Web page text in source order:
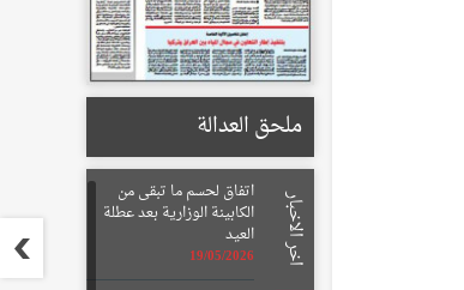
ملحق العدالة
اتفاق لحسم ما تبقى من
الكابينة الوزارية بعد عطلة
العيد
19/05/2026 اخر الاخبار